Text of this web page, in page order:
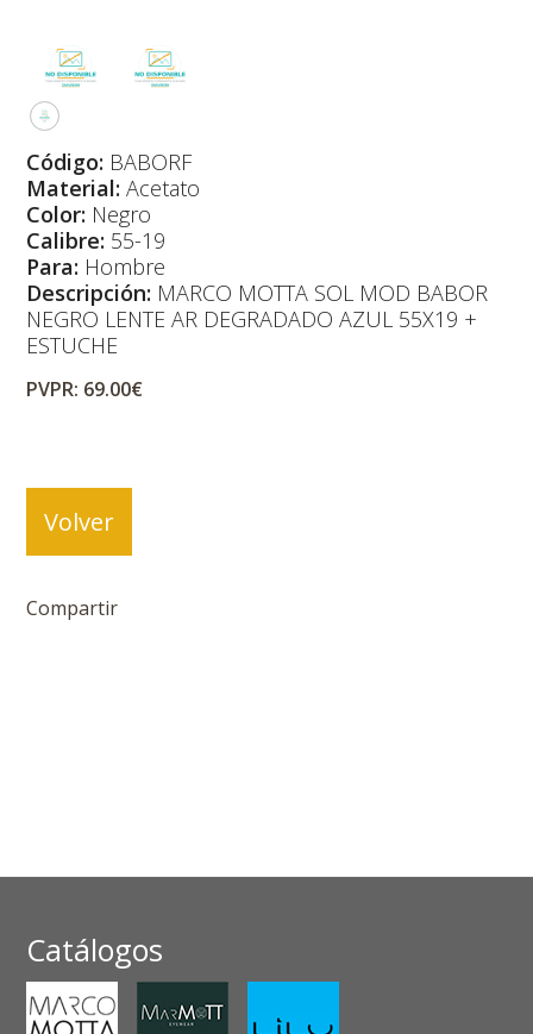
Código: BABORF
Material: Acetato
Color: Negro
Calibre: 55-19
Para: Hombre
Descripción: MARCO MOTTA SOL MOD BABOR
NEGRO LENTE AR DEGRADADO AZUL 55X19 +
ESTUCHE
PVPR: 69.00€
Volver
Compartir
Catálogos